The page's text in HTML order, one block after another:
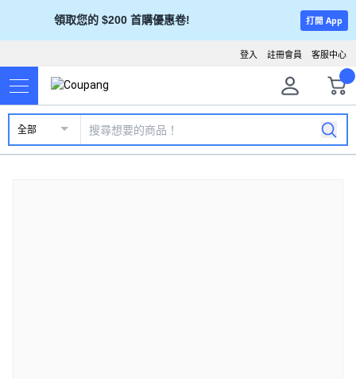
領取您的 $200 首購優惠卷! 打開 App
客服中心
註冊會員
登入
全部